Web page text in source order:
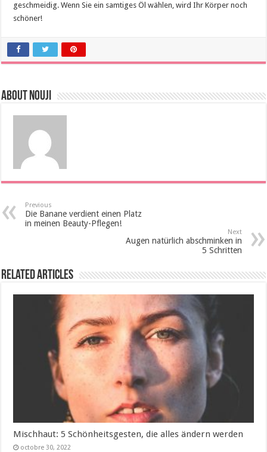
geschmeidig. Wenn Sie ein samtiges Öl wählen, wird Ihr Körper noch
schöner!
About Nouji
Previous
Die Banane verdient einen Platz
in meinen Beauty-Pflegen!
Next
Augen natürlich abschminken in
5 Schritten
Related Articles
Mischhaut: 5 Schönheitsgesten, die alles ändern werden
octobre 30, 2022